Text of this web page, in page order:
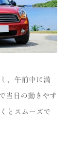
、午前中に満
当日の動きやす
とスムーズで